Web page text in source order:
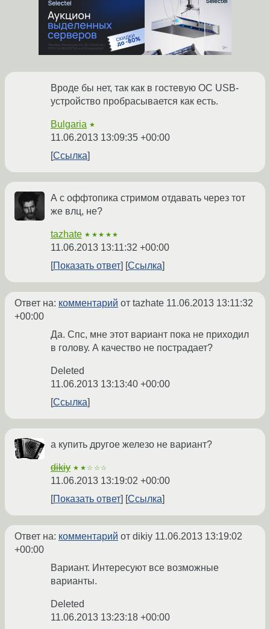
Вроде бы нет, так как в гостевую ОС USB-
устройство пробрасывается как есть.
Bulgaria ★
11.06.2013 13:09:35 +00:00
Ссылка
А с оффтопика стримом отдавать через тот
же влц, не?
tazhate ★★★★★
11.06.2013 13:11:32 +00:00
Показать ответ
Ссылка
Ответ на: комментарий от tazhate 11.06.2013 13:11:32
+00:00
Да. Спс, мне этот вариант пока не приходил
в голову. А качество не пострадает?
Deleted
11.06.2013 13:13:40 +00:00
Ссылка
а купить другое железо не вариант?
dikiy ★★☆☆☆
11.06.2013 13:19:02 +00:00
Показать ответ
Ссылка
Ответ на: комментарий от dikiy 11.06.2013 13:19:02
+00:00
Вариант. Интересуют все возможные
варианты.
Deleted
11.06.2013 13:23:18 +00:00